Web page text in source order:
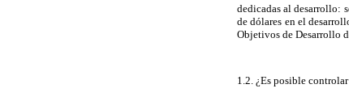
dedicadas al desarrollo:
de dólares en el
Objetivos de Desarrollo
1.2. ¿Es posible